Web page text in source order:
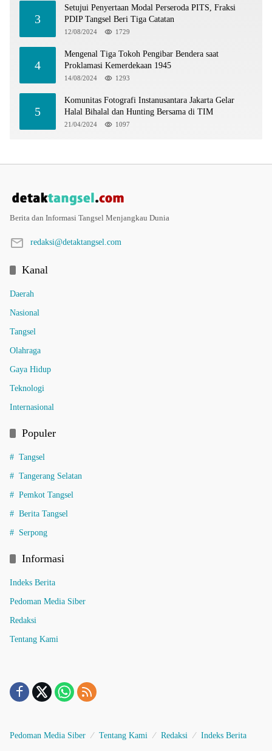
3
Setujui Penyertaan Modal Perseroda PITS, Fraksi
PDIP Tangsel Beri Tiga Catatan
12/08/2024 1729
4
Mengenal Tiga Tokoh Pengibar Bendera saat
Proklamasi Kemerdekaan 1945
14/08/2024 1293
5
Komunitas Fotografi Instanusantara Jakarta Gelar
Halal Bihalal dan Hunting Bersama di TIM
21/04/2024 1097
Berita dan Informasi Tangsel Menjangkau Dunia
redaksi@detaktangsel.com
Kanal
Daerah
Nasional
Tangsel
Olahraga
Gaya Hidup
Teknologi
Internasional
Populer
Tangsel
Tangerang Selatan
Pemkot Tangsel
Berita Tangsel
Serpong
Informasi
Indeks Berita
Pedoman Media Siber
Redaksi
Tentang Kami
Pedoman Media Siber Tentang Kami Redaksi Indeks Berita